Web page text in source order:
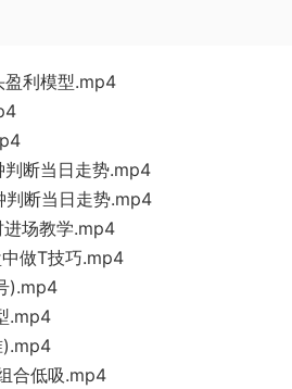
盈利模型.mp4
判断当日走势.mp4
判断当日走势.mp4
进场教学.mp4
做T技巧.mp4
).mp4
.mp4
).mp4
合低吸.mp4